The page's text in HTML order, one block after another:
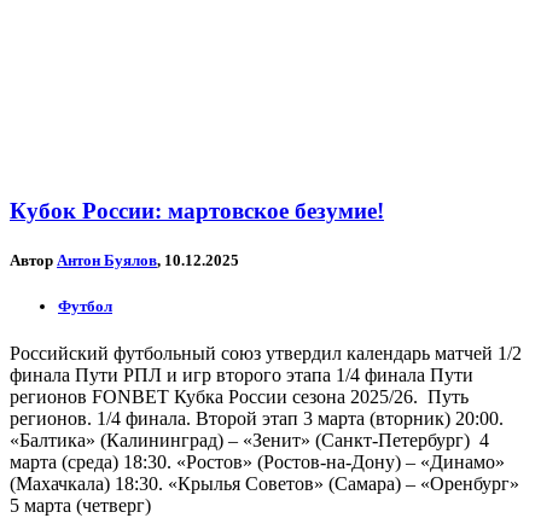
Кубок России: мартовское безумие!
Автор Антон Буялов, 10.12.2025
Футбол
Российский футбольный союз утвердил календарь матчей 1/2
финала Пути РПЛ и игр второго этапа 1/4 финала Пути
регионов FONBET Кубка России сезона 2025/26. Путь
регионов. 1/4 финала. Второй этап 3 марта (вторник) 20:00.
«Балтика» (Калининград) – «Зенит» (Санкт-Петербург) 4
марта (среда) 18:30. «Ростов» (Ростов-на-Дону) – «Динамо»
(Махачкала) 18:30. «Крылья Советов» (Самара) – «Оренбург»
5 марта (четверг)